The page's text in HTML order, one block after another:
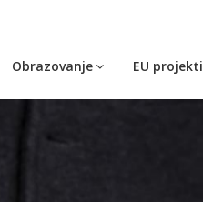
Obrazovanje EU projekti